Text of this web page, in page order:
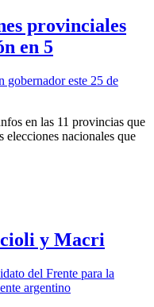
provinciales
en 5
en las 11 provincias que
elecciones nacionales que
y Macri